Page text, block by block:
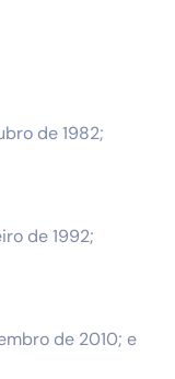
de 1982;
de 1992;
de 2010; e